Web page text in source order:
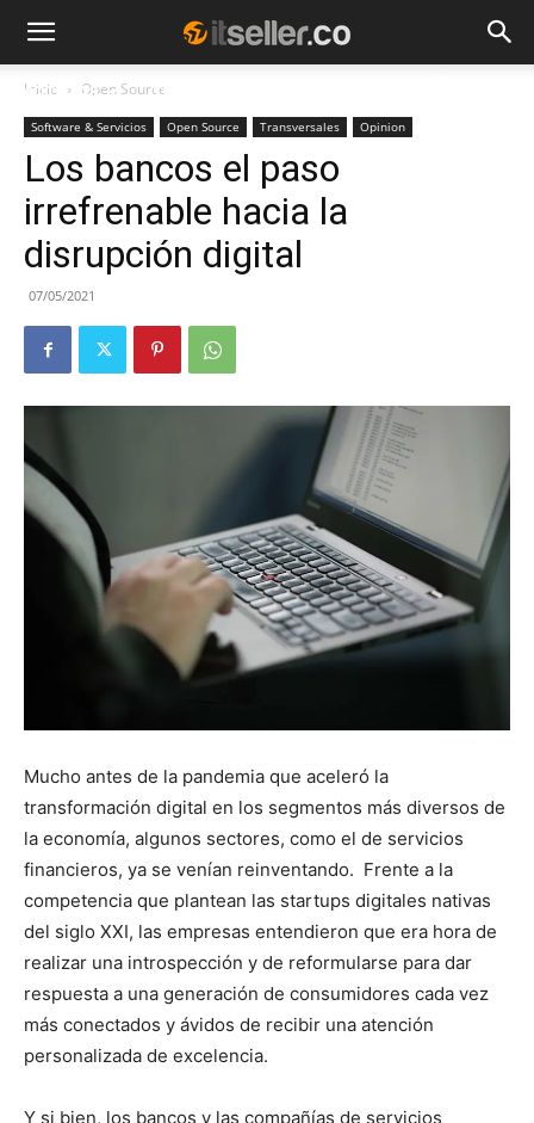
NOTICIAS TENDENCIAS
Inicio Open Source
Software & Servicios Open Source Transversales Opinion
Los bancos el paso
irrefrenable hacia la
disrupción digital
07/05/2021
Mucho antes de la pandemia que aceleró la
transformación digital en los segmentos más diversos de
la economía, algunos sectores, como el de servicios
financieros, ya se venían reinventando. Frente a la
competencia que plantean las startups digitales nativas
del siglo XXI, las empresas entendieron que era hora de
realizar una introspección y de reformularse para dar
respuesta a una generación de consumidores cada vez
más conectados y ávidos de recibir una atención
personalizada de excelencia.
Y si bien, los bancos y las compañías de servicios